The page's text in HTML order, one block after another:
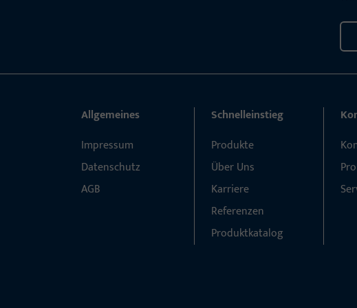
Allgemeines
Impressum
Datenschutz
AGB
Schnelleinstieg
Produkte
Über Uns
Karriere
Referenzen
Produktkatalog